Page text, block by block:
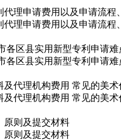
代理申请费用以及申请流程
代理申请费用以及申请流程
区县实用新型专利申请
区县实用新型专利申请
代理机构费用 常见的美
代理机构费用 常见的美
原则及提交材料
原则及提交材料